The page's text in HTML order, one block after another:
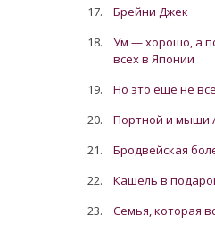
17.
Брейни Джек
18.
Ум — хорошо, а
всех в Японии
19.
Но это еще не
20.
Портной и мыши
21.
Бродвейская
22.
Кашель в
23.
Семья, которая